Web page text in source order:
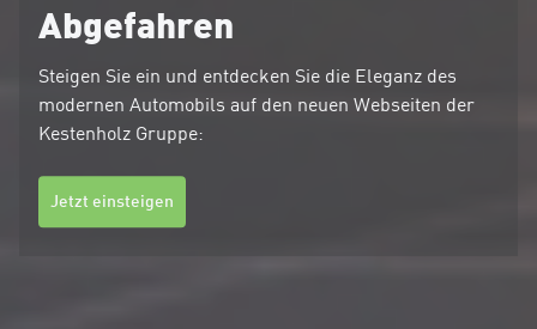
Abgefahren
Steigen Sie ein und entdecken Sie die Eleganz des
modernen Automobils auf den neuen Webseiten der
Kestenholz Gruppe:
Jetzt einsteigen